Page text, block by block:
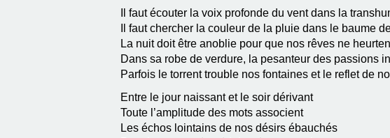
Il faut écouter la voix profonde du vent dans la
Il faut chercher la couleur de la pluie dans le baume
La nuit doit être anoblie pour que nos rêves ne
Dans sa robe de verdure, la pesanteur des passions
Parfois le torrent trouble nos fontaines et le reflet de
Entre le jour naissant et le soir dérivant
Toute l’amplitude des mots associent
Les échos lointains de nos désirs ébauchés